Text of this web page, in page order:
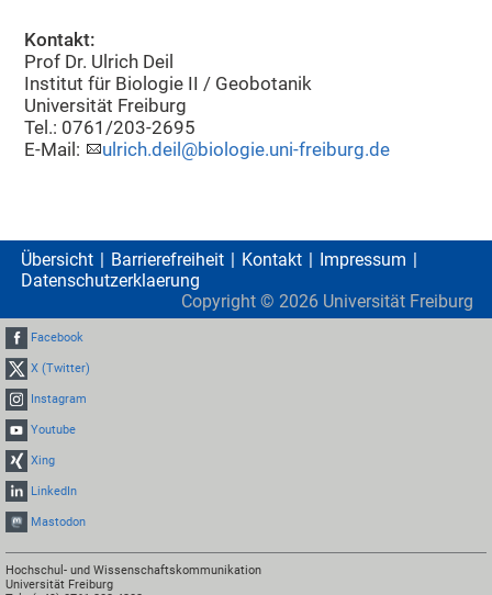
Kontakt:
Prof Dr. Ulrich Deil
Institut für Biologie II / Geobotanik
Universität Freiburg
Tel.: 0761/203-2695
E-Mail:
ulrich.deil@biologie.uni-freiburg.de
Übersicht Barrierefreiheit Kontakt
Impressum
Datenschutzerklaerung
Copyright © 2026 Universität Freiburg
Facebook
X (Twitter)
Instagram
Youtube
Xing
LinkedIn
Mastodon
Hochschul- und Wissenschaftskommunikation
Universität Freiburg